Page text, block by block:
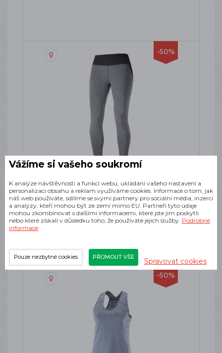
-50%
FORGED IRON
Dámské běžecké legíny
SKLADEM
745 Kč
-50%
Vážíme si vašeho soukromí
K analýze návštěvnosti a funkcí webu, ukládání vašeho nastavení a
personalizaci obsahu a reklam využíváme cookies. Informace o tom, jak
náš web používáte, sdílíme se svými partnery pro sociální média, inzerci
a analýzy, kteří mohou být ze zemí mimo EU. Partneři tyto údaje
mohou zkombinovat s dalšími informacemi, které jste jim poskytli
nebo které získali v důsledku toho, že používáte jejich služby. Podrobné
informace
Pouze nezbytné cookies PŘIJMOUT VŠE Spravovat cookies